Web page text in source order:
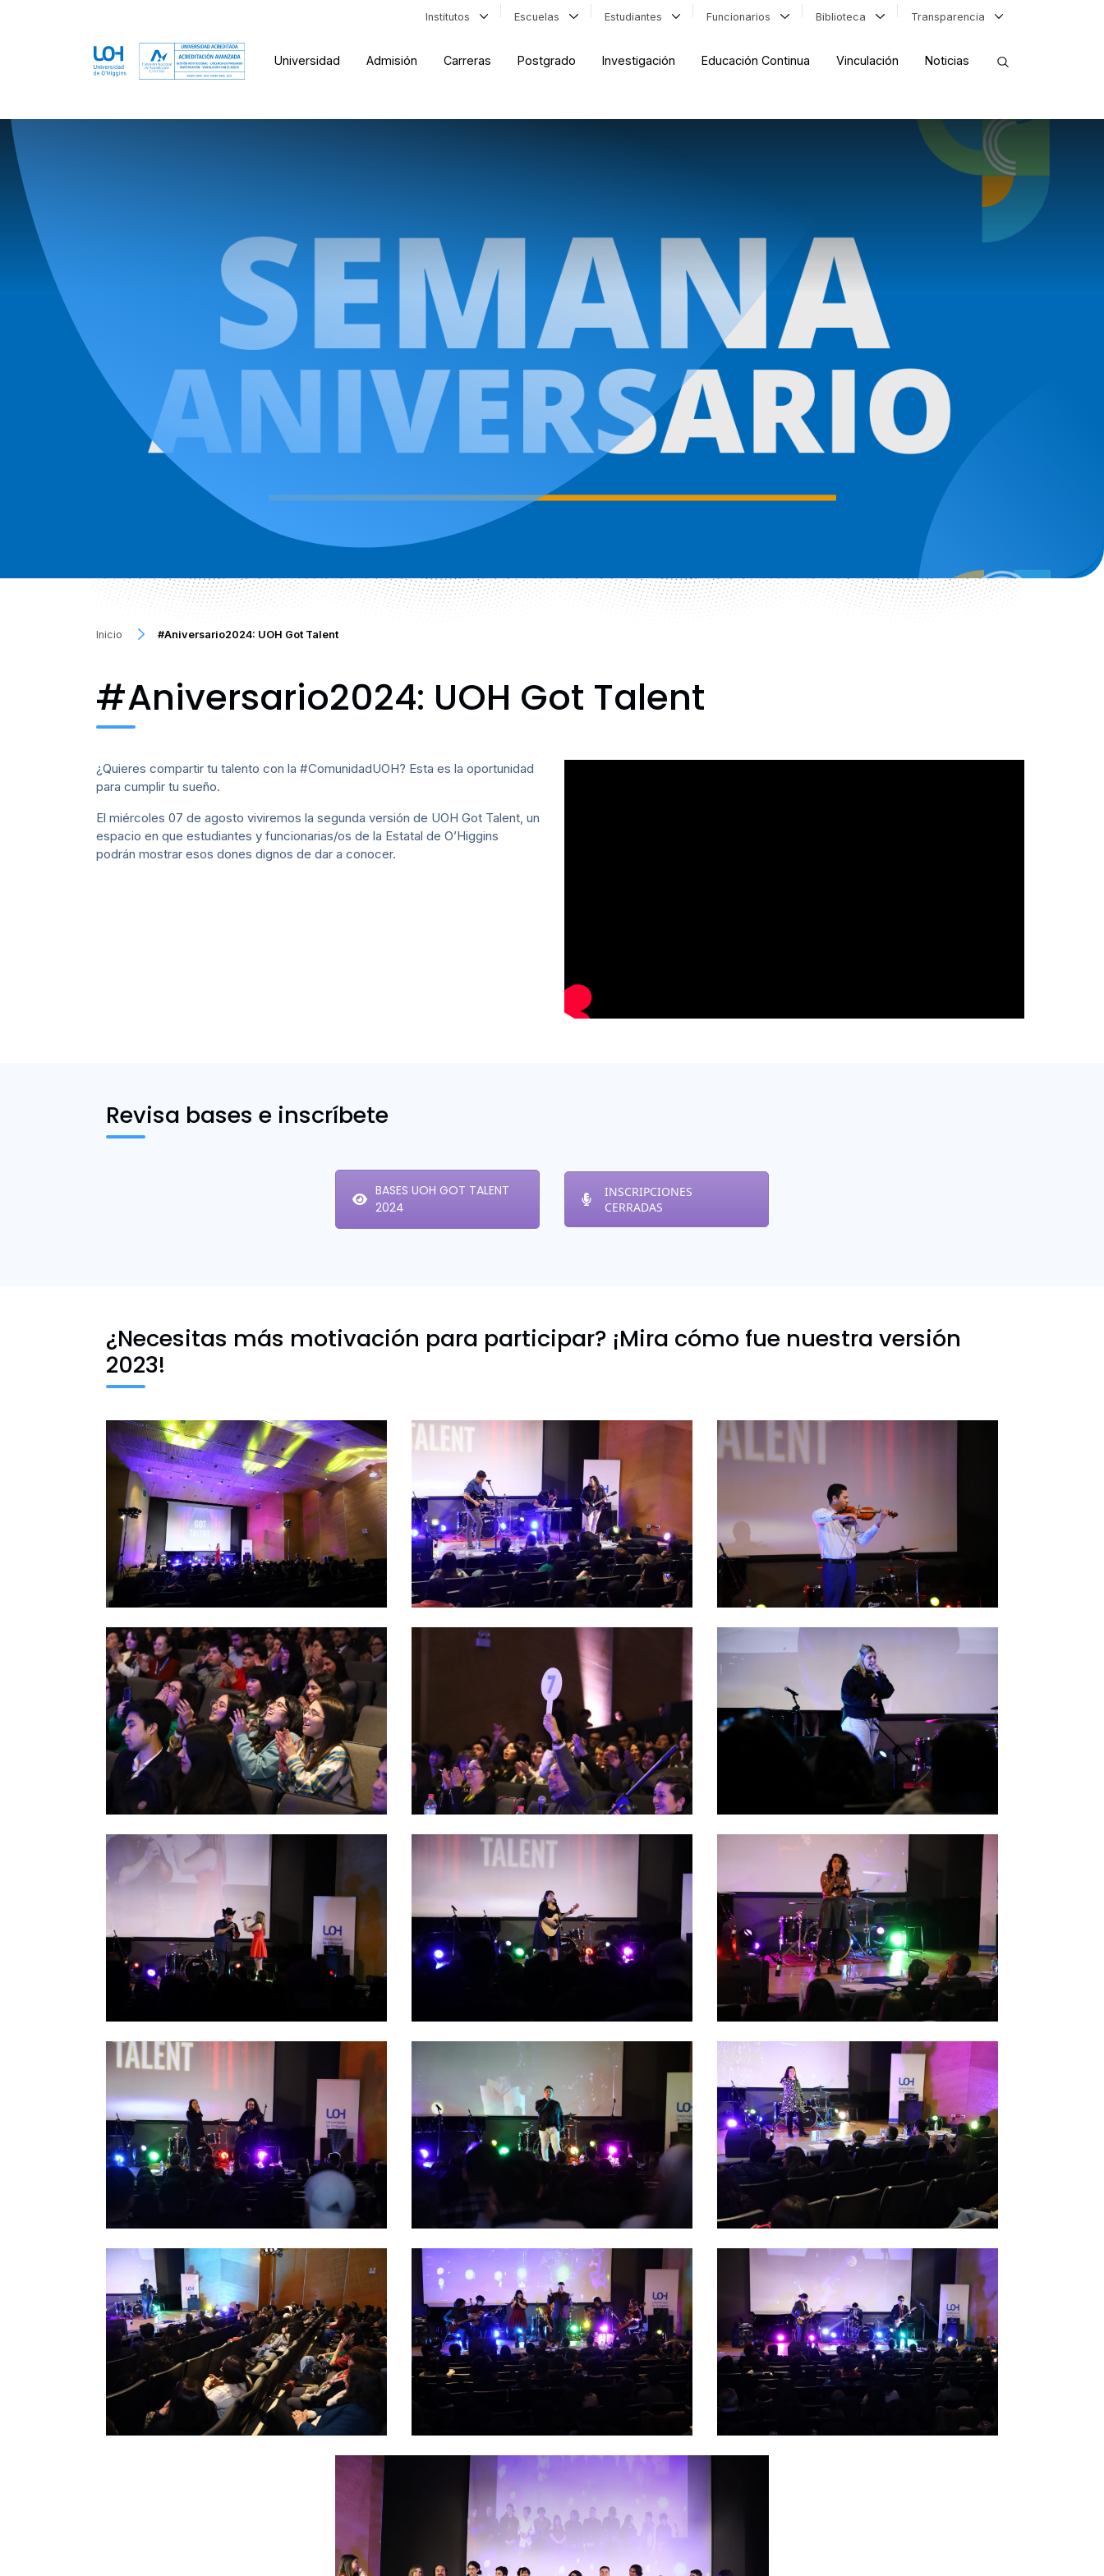
Institutos Escuelas Estudiantes Funcionarios Biblioteca Transparencia
Universidad Admisión Carreras Postgrado Investigación Educación Continua Vinculación Noticias
Inicio #Aniversario2024: UOH Got Talent
#Aniversario2024: UOH Got Talent
¿Quieres compartir tu talento con la #ComunidadUOH? Esta es la oportunidad
para cumplir tu sueño.
El miércoles 07 de agosto viviremos la segunda versión de UOH Got Talent, un
espacio en que estudiantes y funcionarias/os de la Estatal de O’Higgins
podrán mostrar esos dones dignos de dar a conocer.
Revisa bases e inscríbete
BASES UOH GOT TALENT
2024
INSCRIPCIONES
CERRADAS
¿Necesitas más motivación para participar? ¡Mira cómo fue nuestra versión
2023!